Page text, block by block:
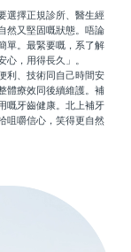
擇正規診所、醫生經
然又堅固嘅狀態。唔論
單。最緊要嘅，系了解
心，用得長久」。
、技術同自己時間安
體療效同後續維護。補
嘅牙齒健康。北上補牙
咀嚼信心，笑得更自然